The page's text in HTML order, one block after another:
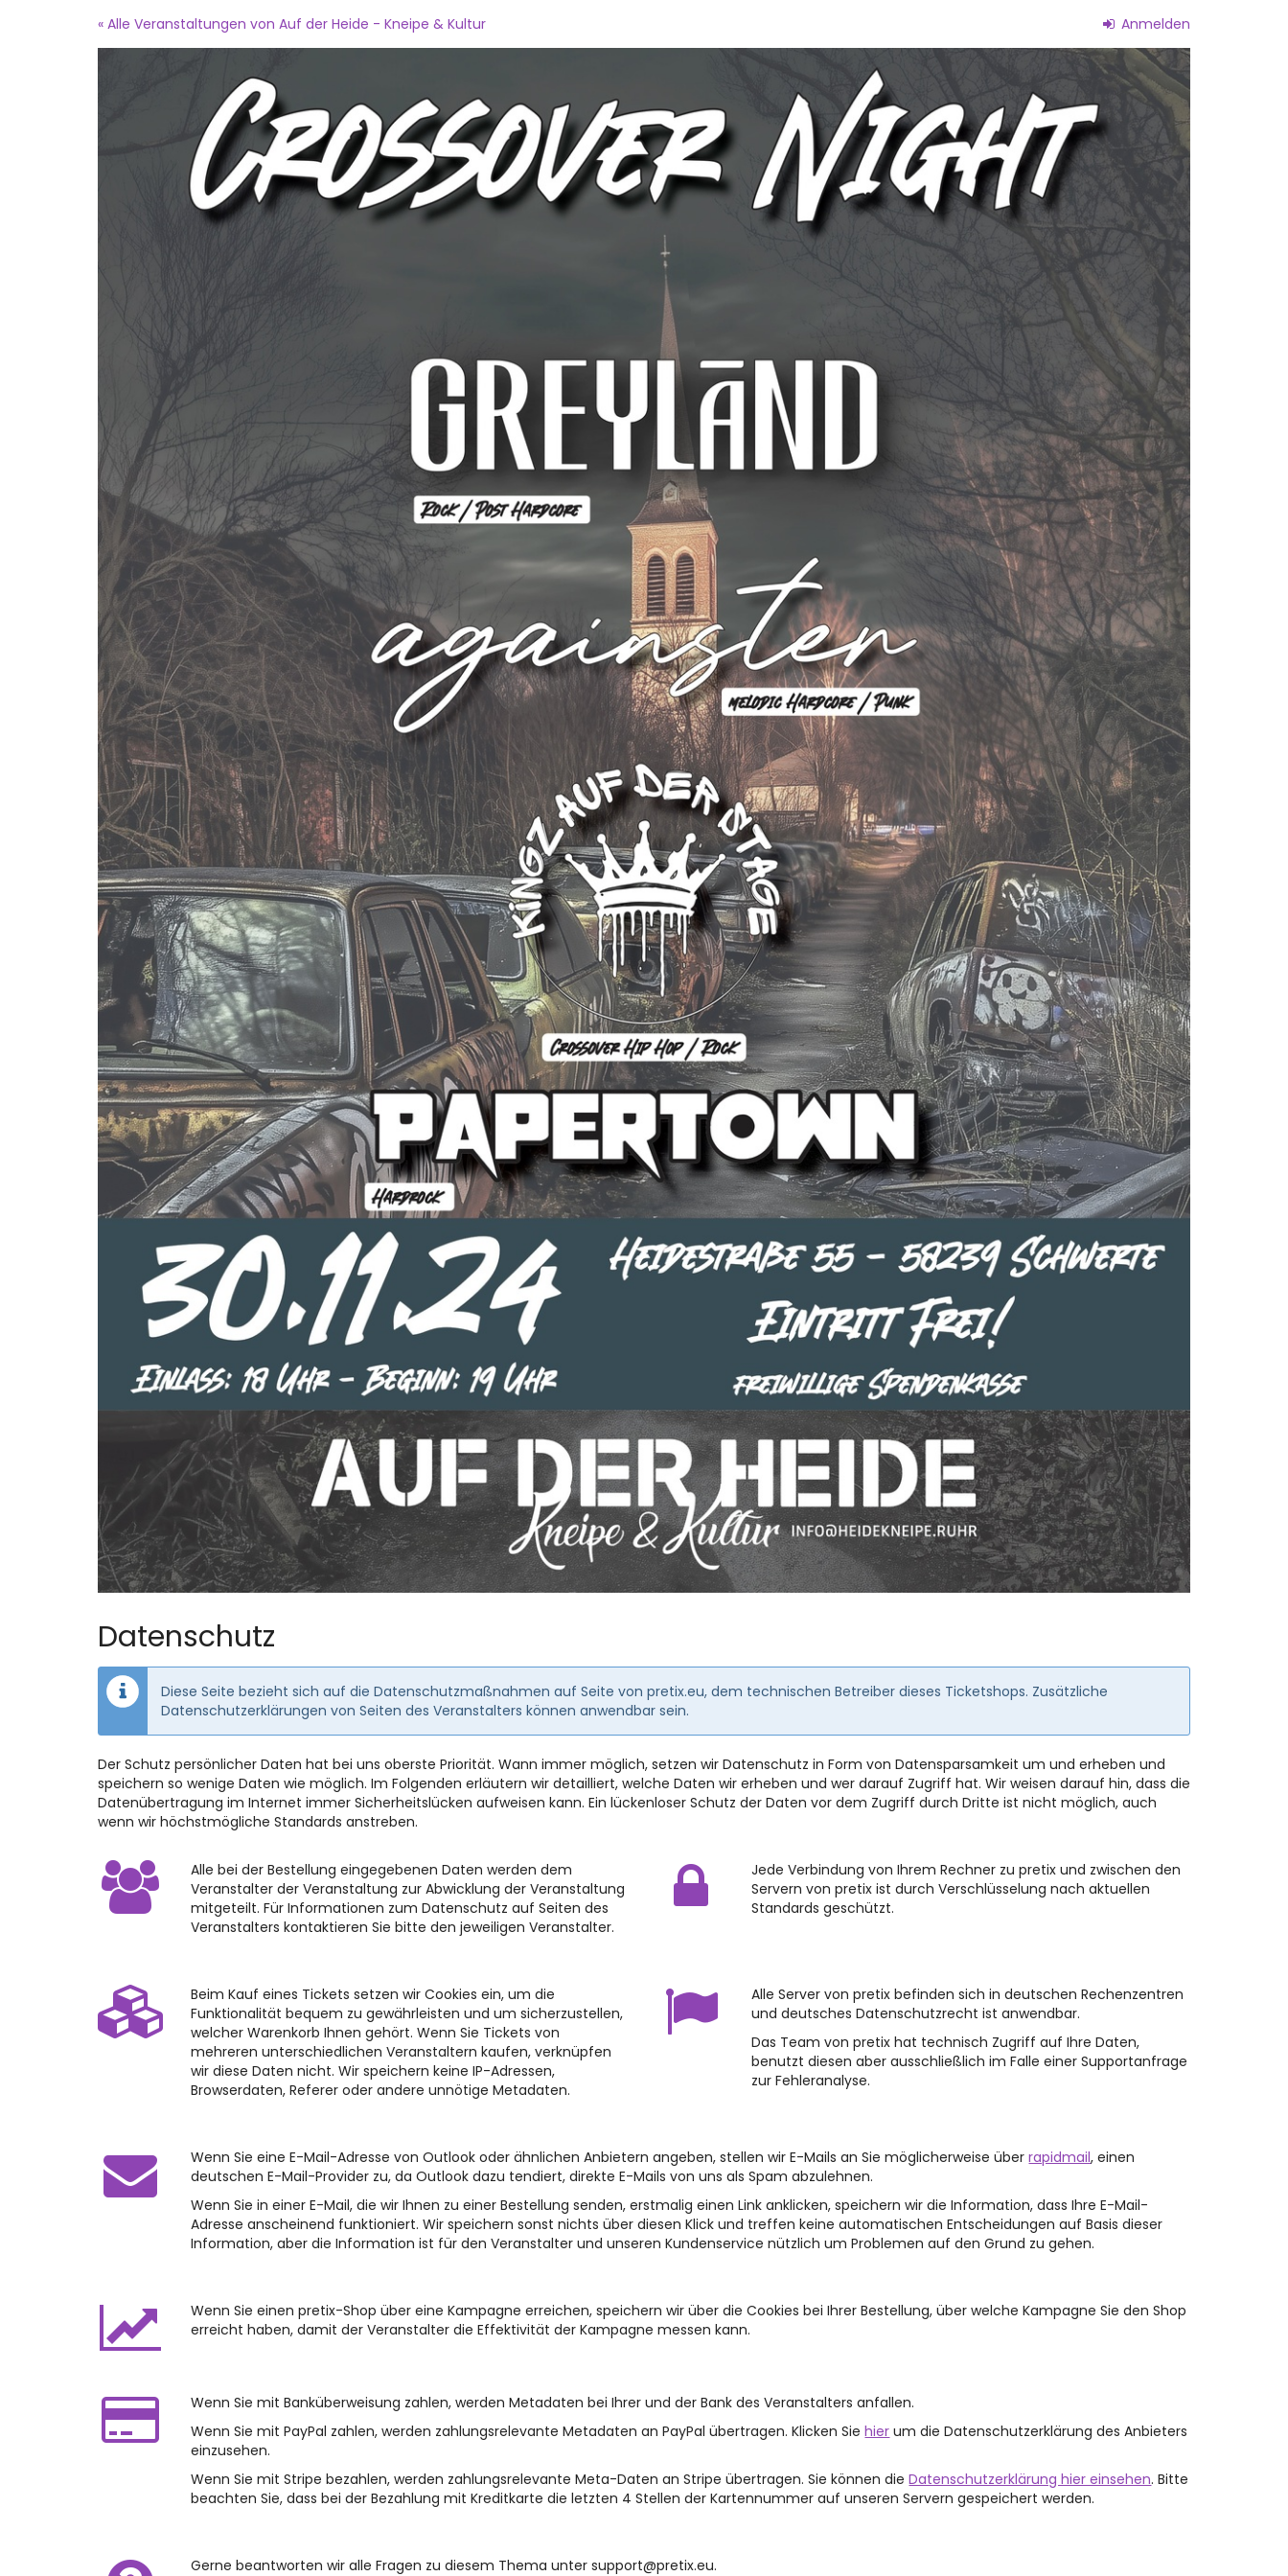
Anmelden
« Alle Veranstaltungen von Auf der Heide - Kneipe & Kultur
Datenschutz
Diese Seite bezieht sich auf die Datenschutzmaßnahmen auf Seite von pretix.eu, dem technischen Betreiber dieses Ticketshops. Zusätzliche
Datenschutzerklärungen von Seiten des Veranstalters können anwendbar sein.
Der Schutz persönlicher Daten hat bei uns oberste Priorität. Wann immer möglich, setzen wir Datenschutz in Form von Datensparsamkeit um und erheben und
speichern so wenige Daten wie möglich. Im Folgenden erläutern wir detailliert, welche Daten wir erheben und wer darauf Zugriff hat. Wir weisen darauf hin, dass die
Datenübertragung im Internet immer Sicherheitslücken aufweisen kann. Ein lückenloser Schutz der Daten vor dem Zugriff durch Dritte ist nicht möglich, auch
wenn wir höchstmögliche Standards anstreben.
Alle bei der Bestellung eingegebenen Daten werden dem
Veranstalter der Veranstaltung zur Abwicklung der Veranstaltung
mitgeteilt. Für Informationen zum Datenschutz auf Seiten des
Veranstalters kontaktieren Sie bitte den jeweiligen Veranstalter.
Jede Verbindung von Ihrem Rechner zu pretix und zwischen den
Servern von pretix ist durch Verschlüsselung nach aktuellen
Standards geschützt.
Beim Kauf eines Tickets setzen wir Cookies ein, um die
Funktionalität bequem zu gewährleisten und um sicherzustellen,
welcher Warenkorb Ihnen gehört. Wenn Sie Tickets von
mehreren unterschiedlichen Veranstaltern kaufen, verknüpfen
wir diese Daten nicht. Wir speichern keine IP-Adressen,
Browserdaten, Referer oder andere unnötige Metadaten.
Alle Server von pretix befinden sich in deutschen Rechenzentren
und deutsches Datenschutzrecht ist anwendbar.
Das Team von pretix hat technisch Zugriff auf Ihre Daten,
benutzt diesen aber ausschließlich im Falle einer Supportanfrage
zur Fehleranalyse.
Wenn Sie eine E-Mail-Adresse von Outlook oder ähnlichen Anbietern angeben, stellen wir E-Mails an Sie möglicherweise überrapidmail, einen
deutschen E-Mail-Provider zu, da Outlook dazu tendiert, direkte E-Mails von uns als Spam abzulehnen.
Wenn Sie in einer E-Mail, die wir Ihnen zu einer Bestellung senden, erstmalig einen Link anklicken, speichern wir die Information, dass Ihre E-Mail-
Adresse anscheinend funktioniert. Wir speichern sonst nichts über diesen Klick und treffen keine automatischen Entscheidungen auf Basis dieser
Information, aber die Information ist für den Veranstalter und unseren Kundenservice nützlich um Problemen auf den Grund zu gehen.
Wenn Sie einen pretix-Shop über eine Kampagne erreichen, speichern wir über die Cookies bei Ihrer Bestellung, über welche Kampagne Sie den Shop
erreicht haben, damit der Veranstalter die Effektivität der Kampagne messen kann.
Wenn Sie mit Banküberweisung zahlen, werden Metadaten bei Ihrer und der Bank des Veranstalters anfallen.
Wenn Sie mit PayPal zahlen, werden zahlungsrelevante Metadaten an PayPal übertragen. Klicken Siehier um die Datenschutzerklärung des Anbieters
einzusehen.
Wenn Sie mit Stripe bezahlen, werden zahlungsrelevante Meta-Daten an Stripe übertragen. Sie können dieDatenschutzerklärung hier einsehen. Bitte
beachten Sie, dass bei der Bezahlung mit Kreditkarte die letzten 4 Stellen der Kartennummer auf unseren Servern gespeichert werden.
Gerne beantworten wir alle Fragen zu diesem Thema unter support@pretix.eu.